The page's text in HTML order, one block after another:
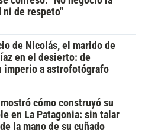
de respeto"
de Nicolás, el marido de
en el desierto: de
imperio a astrofotógrafo
cómo construyó su
en La Patagonia: sin talar
la mano de su cuñado